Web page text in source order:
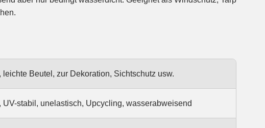
Beutel, zur Dekoration, Sichtschutz usw.
stabil, unelastisch, Upcycling, wasserabweisend